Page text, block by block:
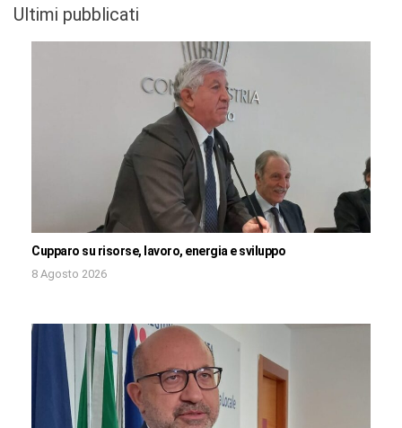
Ultimi pubblicati
Cupparo su risorse, lavoro, energia e sviluppo
8 Agosto 2026